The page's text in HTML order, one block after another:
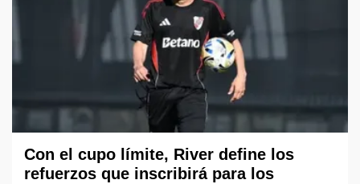
Con el cupo límite, River define los
refuerzos que inscribirá para los